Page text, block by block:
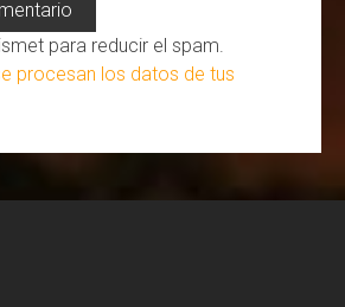
para reducir el spam.
procesan los datos de tus